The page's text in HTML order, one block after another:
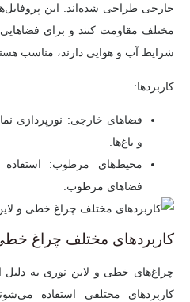
خارجی طراحی شده‌اند. این
مختلف مقاومت کنند و برای
شرایط آب و هوایی دارند، مناسب
کاربردها:
فضاهای خارجی: نورپردازی
و باغ‌ها.
محیط‌های مرطوب:
فضاهای مرطوب.
کاربردهای مختلف چراغ
چراغ‌های خطی و لاین نوری به دلیل
کاربردهای مختلفی استفاده